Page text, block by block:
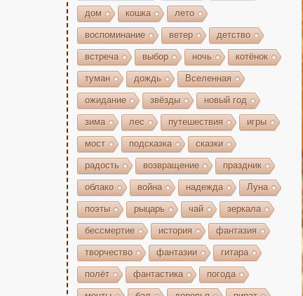
дом кошка лето
воспоминание ветер детство
встреча выбор ночь котёнок
туман дождь Вселенная
ожидание звёзды новый год
зима лес путешествия игры
мост подсказка сказки
радость возвращение праздник
облако война надежда Луна
поэты рыцарь чай зеркала
бессмертие история фантазия
творчество фантазии гитара
полёт фантастика погода